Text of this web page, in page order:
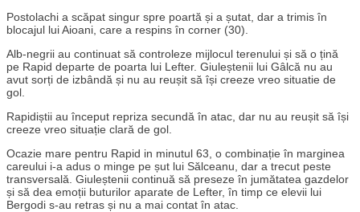
Postolachi a scăpat singur spre poartă și a șutat, dar a trimis în
blocajul lui Aioani, care a respins în corner (30).
Alb-negrii au continuat să controleze mijlocul terenului și să o țină
pe Rapid departe de poarta lui Lefter. Giuleștenii lui Gâlcă nu au
avut sorți de izbândă și nu au reușit să își creeze vreo situatie de
gol.
Rapidiștii au început repriza secundă în atac, dar nu au reușit să își
creeze vreo situație clară de gol.
Ocazie mare pentru Rapid in minutul 63, o combinație în marginea
careului i-a adus o minge pe șut lui Sălceanu, dar a trecut peste
transversală. Giuleștenii continuă să preseze în jumătatea gazdelor
și să dea emoții buturilor aparate de Lefter, în timp ce elevii lui
Bergodi s-au retras și nu a mai contat în atac.